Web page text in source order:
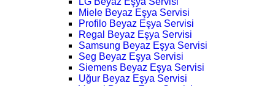
Miele Beyaz Eşya Servisi
Profilo Beyaz Eşya Servisi
Regal Beyaz Eşya Servisi
Samsung Beyaz Eşya Servisi
Seg Beyaz Eşya Servisi
Siemens Beyaz Eşya Servisi
Uğur Beyaz Eşya Servisi